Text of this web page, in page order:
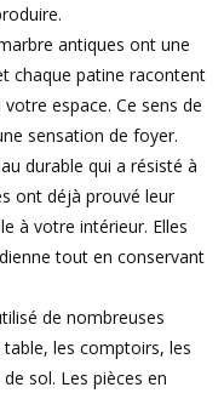
antiques ont une
chaque patine racontent
espace. Ce sens de
sensation de foyer.
durable qui a résisté à
ont déjà prouvé leur
à votre intérieur. Elles
tout en conservant
de nombreuses
les comptoirs, les
sol. Les pièces en